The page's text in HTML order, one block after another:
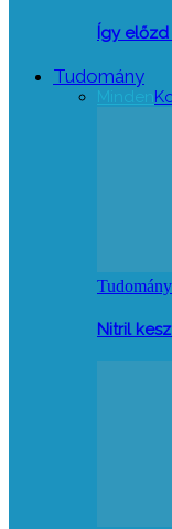
Így
Tudomány
Minden
Tudomány
Nitril